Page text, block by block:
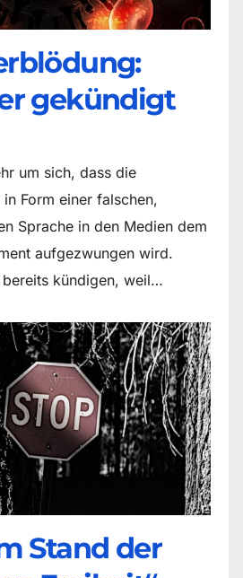
gekündigt
um sich, dass die
Form einer falschen,
Sprache in den Medien dem
aufgezwungen wird.
kündigen, weil…
Stand der